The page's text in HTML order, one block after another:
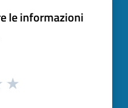
le informazioni